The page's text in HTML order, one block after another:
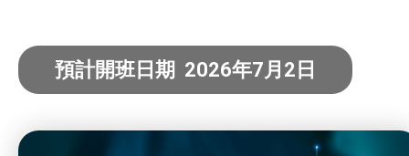
特別服務項目
最新消息
預計開班日期 2026年7月2日